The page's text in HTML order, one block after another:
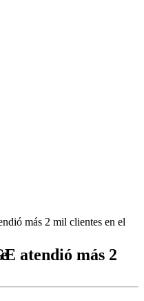
más 2 mil clientes en el